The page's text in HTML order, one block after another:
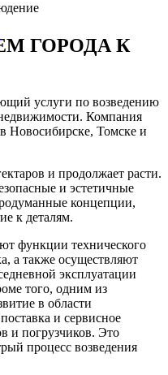
ГОРОДА К
услуги по возведению
Компания
Новосибирске, Томске и
и продолжает расти.
и эстетичные
концепции,
к деталям.
функции технического
а также осуществляют
эксплуатации
того, одним из
в области
и сервисное
и погрузчиков. Это
процесс возведения